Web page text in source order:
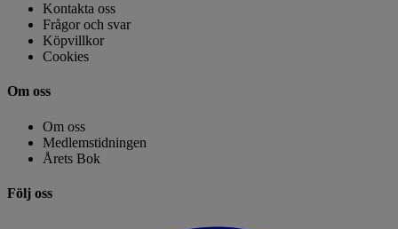
Kontakta oss
Frågor och svar
Köpvillkor
Cookies
Om oss
Om oss
Medlemstidningen
Årets Bok
Följ oss